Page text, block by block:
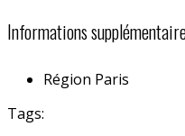
Informations
Région Paris
Tags: